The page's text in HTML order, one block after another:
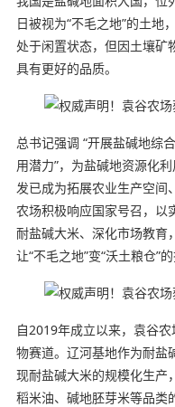
日被视为“不毛之地”的土地
处于闲置状态，但因土壤矿
具有更好的品质。
总书记强调 “开展盐碱地综
用潜力”，为盐碱地资源化
发已成为拓展农业生产空间
农场积极响应国家号召，以
耐盐碱大米、深化市场教育
让“不毛之地”变“沃土粮仓”
自2019年成立以来，袁谷
物赛道。辽河基地作为耐盐
现耐盐碱大米的规模化生产
稻米油、碱地胚芽米等品类